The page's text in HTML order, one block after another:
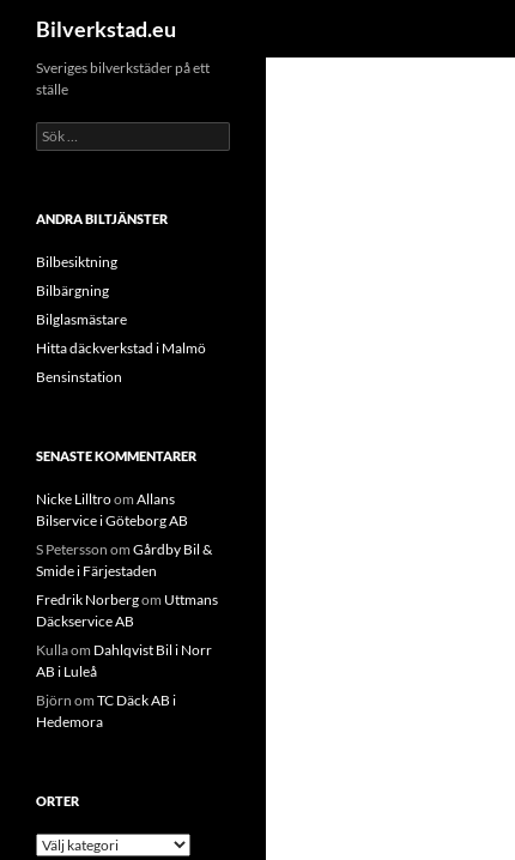
Hoppa
innehåll
Bilverkstad.eu
Sveriges bilverkstäder på ett
ställe
Sök
efter:
ANDRA BILTJÄNSTER
Bilbesiktning
Bilbärgning
Bilglasmästare
Hitta däckverkstad i Malmö
Bensinstation
SENASTE KOMMENTARER
Nicke Lilltroom Allans
Bilservice i Göteborg AB
S Petersson om Gårdby Bil &
Smide i Färjestaden
Fredrik Norbergom Uttmans
Däckservice AB
Kullaom Dahlqvist Bil i Norr
AB i Luleå
Björn om TC Däck AB i
Hedemora
ORTER
Orter